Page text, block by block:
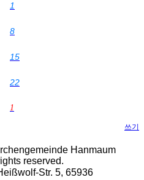
1
8
15
22
1
쓰기
Hanmaum
reserved.
Str. 5, 65936